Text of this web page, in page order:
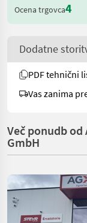
Ocena trgovca4
Dodatne
PDF tehnični
Vas zanima
Več ponudb od
GmbH